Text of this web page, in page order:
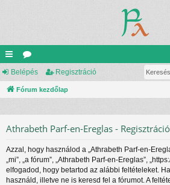
yo
rs
ke
ór
u
ok
Belépés Regisztráció
Fórum kezdőlap
Athrabeth Parf-en-Ereglas - Regisztráció
Azzal, hogy használod a „Athrabeth Parf-en-
„mi”, „a fórum”, „Athrabeth Parf-en-Ereglas”,
elfogadod, hogy betartod az alábbi feltételeket.
használd, illetve ne is keresd fel a fórumot. A